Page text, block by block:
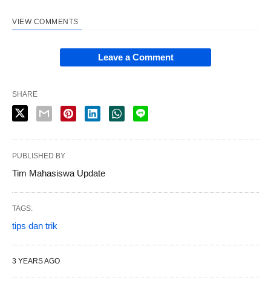
VIEW COMMENTS
Leave a Comment
SHARE
PUBLISHED BY
Tim Mahasiswa Update
TAGS:
tips dan trik
3 YEARS AGO